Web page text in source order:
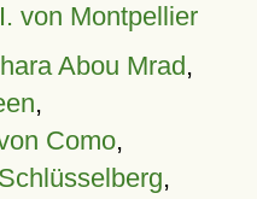
von Montpellier
Abou Mrad,
,
Como,
,